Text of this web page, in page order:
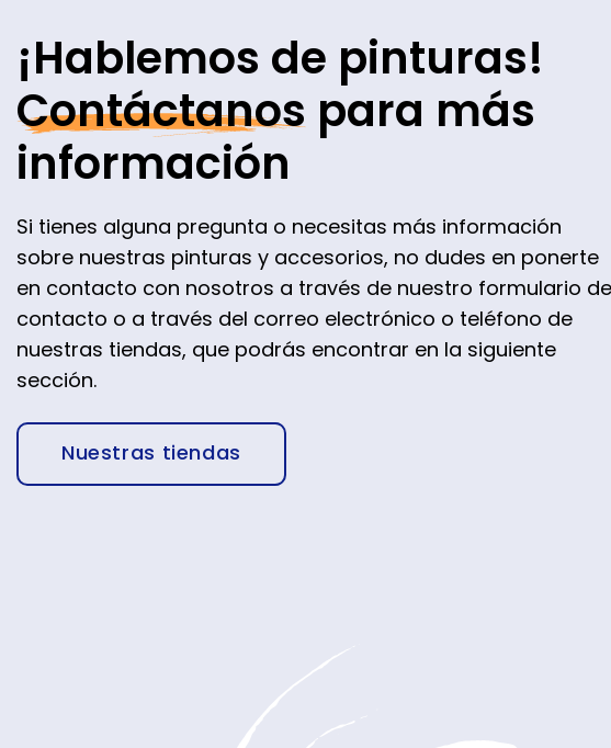
¡Hablemos de pinturas!
Contáctanos para más
información
Si tienes alguna pregunta o necesitas más información
sobre nuestras pinturas y accesorios, no dudes en ponerte
en contacto con nosotros a través de nuestro formulario de
contacto o a través del correo electrónico o teléfono de
nuestras tiendas, que podrás encontrar en la siguiente
sección.
Nuestras tiendas